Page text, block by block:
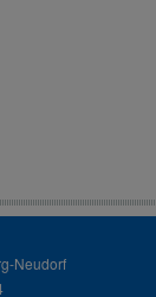
Neudorf